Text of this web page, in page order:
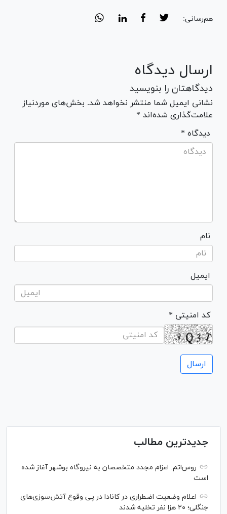
هم‌رسانی:
ارسال دیدگاه
دیدگاهتان را بنویسید
نشانی ایمیل شما منتشر نخواهد شد. بخش‌های موردنیاز
علامت‌گذاری شده‌اند *
* دیدگاه
نام
ایمیل
* کد امنیتی
جدیدترین مطالب
روس‌اتم: اعزام مجدد متخصصان به نیروگاه بوشهر آغاز شده
است
اعلام وضعیت اضطراری در کانادا در پی وقوع آتش‌سوزی‌های
جنگلی؛ ۲۰ هزا نفر تخلیه شدند